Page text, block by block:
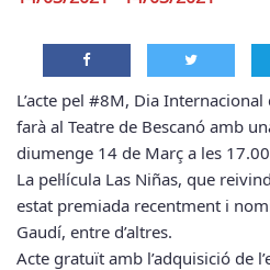
L’acte pel #8M, Dia
farà al Teatre de Bescanó amb
diumenge 14 de Març a les
La pel·lícula Las Niñas, que
estat premiada recentment i
Gaudí, entre d’altres.
Acte gratuït amb l’adquisició de